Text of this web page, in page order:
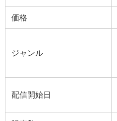
価格
ジャンル
配信開始日